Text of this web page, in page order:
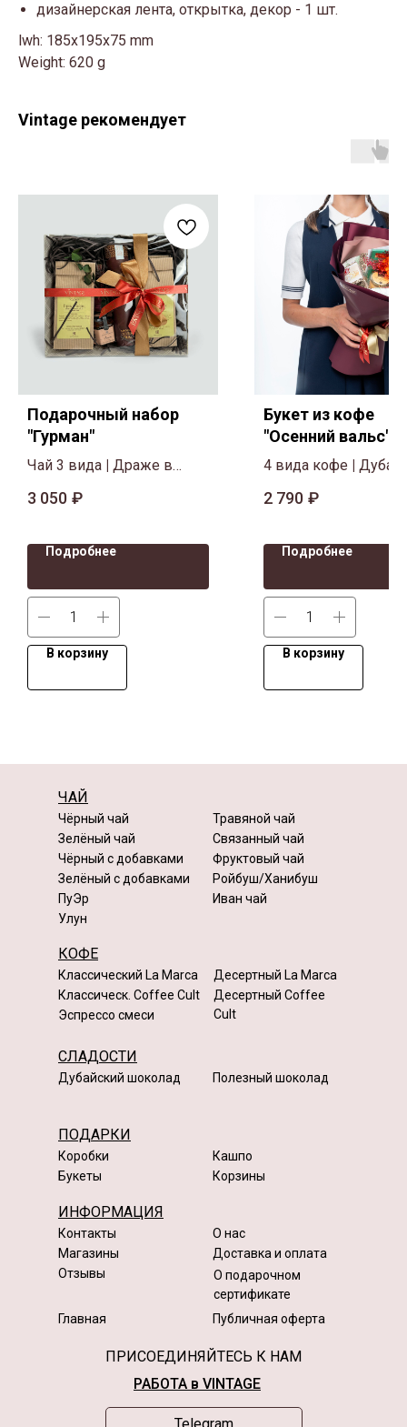
дизайнерская лента, открытка, декор - 1 шт.
lwh: 185x195x75 mm
Weight: 620 g
Vintage рекомендует
Подарочный набор
"Гурман"
Чай 3 вида
Драже в
3 050 ₽
Подробнее
В корзину
Букет из кофе
"Осенний вальс"
4 вида кофе
Декор, сухоцветы
2 790 ₽
Подробнее
В корзину
ЧАЙ
Чёрный чай
Зелёный чай
Чёрный с добавками
Классическ. Coffee Cult
Зелёный с добавками
ПуЭр
Улун
Травяной чай
Связанный чай
Фруктовый чай
Ройбуш/Ханибуш
Иван чай
Классический La Marca
КОФЕ
Десертный Coffee
Cult
Десертный La Marca
Эспрессо смеси
СЛАДОСТИ
Дубайский шоколад Полезный шоколад
ПОДАРКИ
Коробки
Букеты
Кашпо
Корзины
ИНФОРМАЦИЯ
Контакты
Магазины
Отзывы
О нас
Доставка и оплата
Публичная оферта
Главная
ПРИСОЕДИНЯЙТЕСЬ К НАМ
Telegram
РАБОТА в VINTAGE
О подарочном
сертификате